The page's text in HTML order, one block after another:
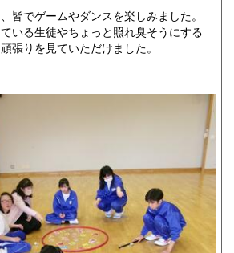
皆でゲームやダンスを楽しみました。
いる生徒やちょっと照れ臭そうにする
張りを見ていただけました。